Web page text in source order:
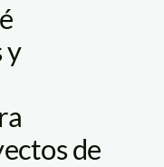
y
de